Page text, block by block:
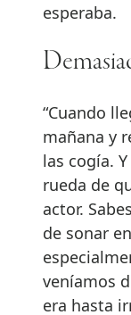
esperaba.
“Cuando
mañana y
las cogía.
rueda de
actor.
de sonar
veníamos
era hasta